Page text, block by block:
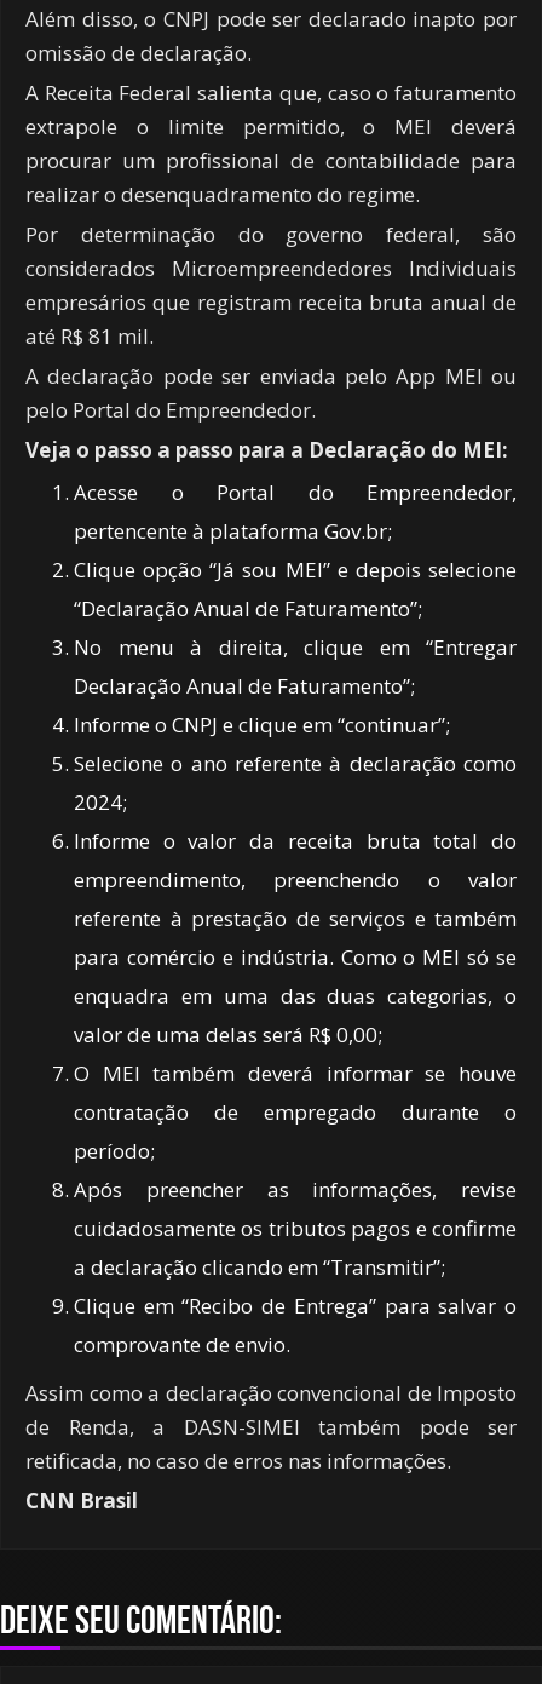
Além disso, o CNPJ pode ser declarado inapto por
omissão de declaração.
A Receita Federal salienta que, caso o faturamento
extrapole o limite permitido, o MEI deverá
procurar um profissional de contabilidade para
realizar o desenquadramento do regime.
Por determinação do governo federal, são
considerados Microempreendedores Individuais
empresários que registram receita bruta anual de
até R$ 81 mil.
A declaração pode ser enviada pelo App MEI ou
pelo Portal do Empreendedor.
Veja o passo a passo para a Declaração do MEI:
Acesse o Portal do Empreendedor,
pertencente à plataforma Gov.br;
Clique opção “Já sou MEI” e depois selecione
“Declaração Anual de Faturamento”;
No menu à direita, clique em “Entregar
Declaração Anual de Faturamento”;
Informe o CNPJ e clique em “continuar”;
Selecione o ano referente à declaração como
2024;
Informe o valor da receita bruta total do
empreendimento, preenchendo o valor
referente à prestação de serviços e também
para comércio e indústria. Como o MEI só se
enquadra em uma das duas categorias, o
valor de uma delas será R$ 0,00;
O MEI também deverá informar se houve
contratação de empregado durante o
período;
Após preencher as informações, revise
cuidadosamente os tributos pagos e confirme
a declaração clicando em “Transmitir”;
Clique em “Recibo de Entrega” para salvar o
comprovante de envio.
Assim como a declaração convencional de Imposto
de Renda, a DASN-SIMEI também pode ser
retificada, no caso de erros nas informações.
CNN Brasil
Deixe seu comentário: